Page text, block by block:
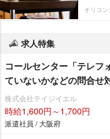
オリコ
求人特集
コールセンター「テレフ
ていないかなどの問合せ
株式会社テイジイエル
時給1,600円～1,700円
派遣社員 / 大阪府